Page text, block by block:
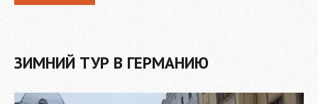
ЗИМНИЙ ТУР В ГЕРМАНИЮ